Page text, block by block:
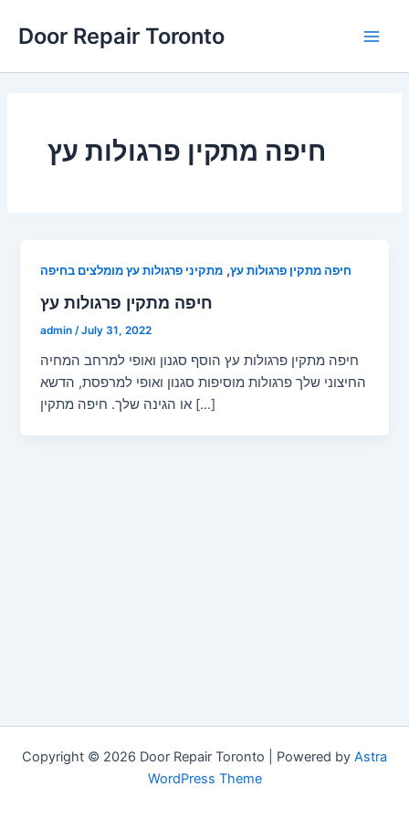
Door Repair Toronto
חיפה מתקין פרגולות עץ
חיפה מתקין פרגולות עץ, מתקיני פרגולות עץ מומלצים בחיפה
חיפה מתקין פרגולות עץ
admin/July 31, 2022
חיפה מתקין פרגולות עץ הוסף סגנון ואופי למרחב המחיה
החיצוני שלך פרגולות מוסיפות סגנון ואופי למרפסת, הדשא
או הגינה שלך. חיפה מתקין […]
Copyright © 2026 Door Repair Toronto | Powered by Astra
WordPress Theme